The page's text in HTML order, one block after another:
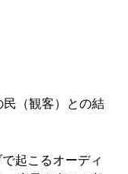
（観客）との結
起こるオーディ